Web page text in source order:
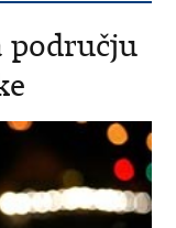
području